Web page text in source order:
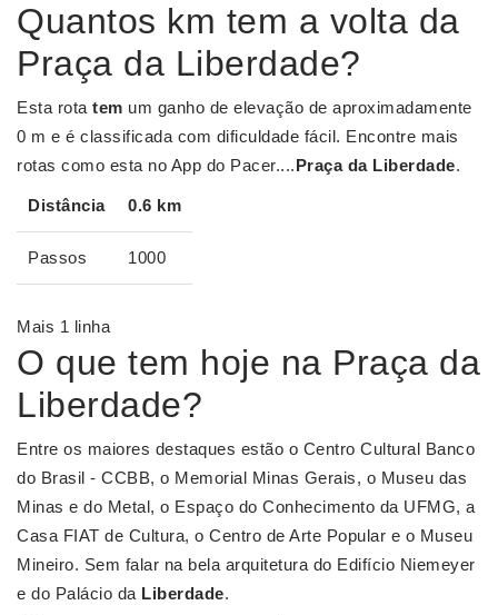
Quantos km tem a volta da
Praça da Liberdade?
Esta rota tem um ganho de elevação de aproximadamente
0 m e é classificada com dificuldade fácil. Encontre mais
rotas como esta no App do Pacer....Praça da Liberdade.
Distância 0.6 km
Passos 1000
Mais 1 linha
O que tem hoje na Praça da
Liberdade?
Entre os maiores destaques estão o Centro Cultural Banco
do Brasil - CCBB, o Memorial Minas Gerais, o Museu das
Minas e do Metal, o Espaço do Conhecimento da UFMG, a
Casa FIAT de Cultura, o Centro de Arte Popular e o Museu
Mineiro. Sem falar na bela arquitetura do Edifício Niemeyer
e do Palácio da Liberdade.